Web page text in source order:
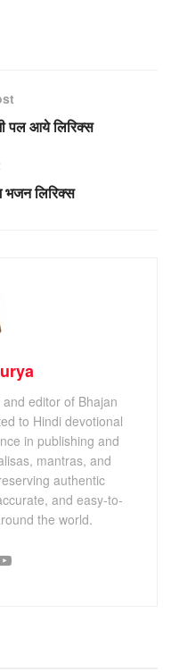
पल आये लिरिक्स
भजन लिरिक्स
editor of Bhajan
to Hindi devotional
in publishing and
mantras, and
authentic
and easy-to-
the world.